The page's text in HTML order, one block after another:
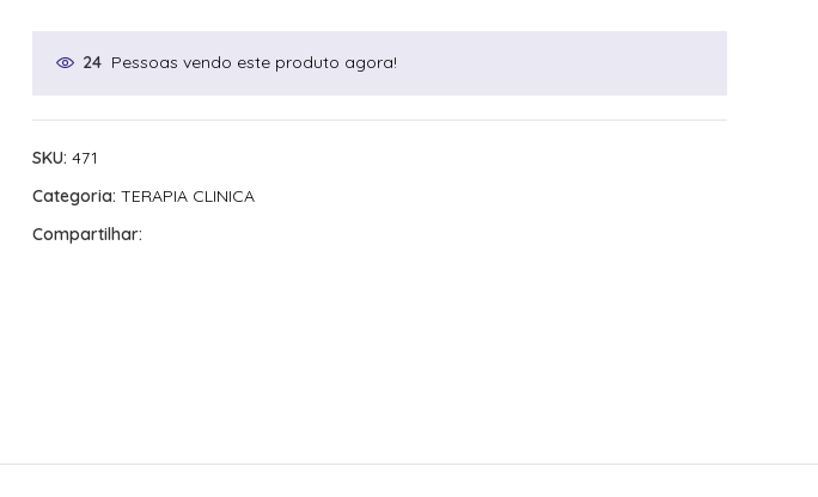
24 Pessoas vendo este produto agora!
SKU: 471
Categoria: TERAPIA CLINICA
Compartilhar: